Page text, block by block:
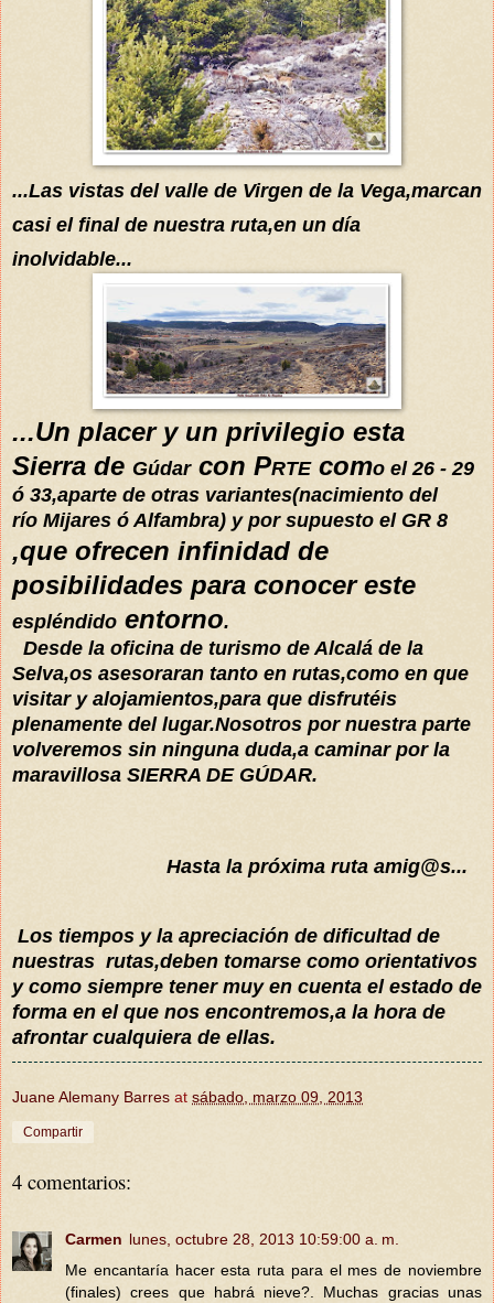
...Las vistas del valle de Virgen de la Vega,marcan
casi el final de nuestra ruta,en un día
inolvidable...
...Un placer y un privilegio esta
Sierra de Gúdarcon PRTEcomo el 26 - 29
ó 33,aparte de otras variantes(nacimiento del
río Mijares ó Alfambra) y por supuesto el GR 8
,que ofrecen infinidad de
posibilidades para conocer este
espléndido entorno.
Desde la oficina de turismo deAlcalá de la
Selva,os asesoraran tanto en rutas,como en que
visitar y alojamientos,para que disfrutéis
plenamente del lugar.Nosotros por nuestra parte
volveremos sin ninguna duda,a caminar por la
maravillosa SIERRA DE GÚDAR.
Hasta la próxima ruta amig@s...
Los tiempos y la apreciación de dificultad de
nuestras rutas,deben tomarse como orientativos
y como siempre tener muy en cuenta el estado de
forma en el que nos encontremos,a la hora de
afrontar cualquiera de ellas.
Juane Alemany Barres at sábado, marzo 09, 2013
Compartir
4 comentarios:
Carmen lunes, octubre 28, 2013 10:59:00 a. m.
Me encantaría hacer esta ruta para el mes de noviembre
(finales) crees que habrá nieve?. Muchas gracias unas